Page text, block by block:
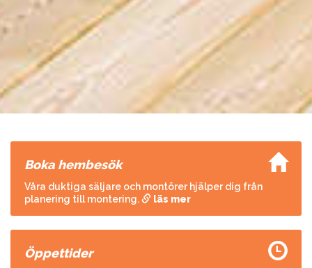
Boka hembesök
Våra duktiga säljare och montörer hjälper dig från
planering till montering.
läs mer
Öppettider